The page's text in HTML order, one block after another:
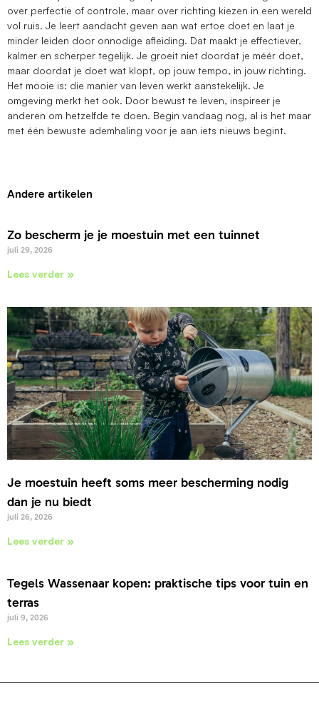
over perfectie of controle, maar over richting kiezen in een wereld
vol ruis. Je leert aandacht geven aan wat ertoe doet en laat je
minder leiden door onnodige afleiding. Dat maakt je effectiever,
kalmer en scherper tegelijk. Je groeit niet doordat je méér doet,
maar doordat je doet wat klopt, op jouw tempo, in jouw richting.
Het mooie is: die manier van leven werkt aanstekelijk. Je
omgeving merkt het ook. Door bewust te leven, inspireer je
anderen om hetzelfde te doen. Begin vandaag nog, al is het maar
met één bewuste ademhaling voor je aan iets nieuws begint.
Andere artikelen
Zo bescherm je je moestuin met een tuinnet
juli 29, 2026
Lees verder »
Je moestuin heeft soms meer bescherming nodig
dan je nu biedt
juli 26, 2026
Lees verder »
Tegels Wassenaar kopen: praktische tips voor tuin en
terras
juli 9, 2026
Lees verder »